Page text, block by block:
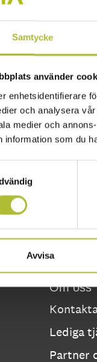
Samtycke
använder
enhetsidentifierare
och analysera
medier och
information som du
Avvisa
2019-04-11
Om oss
Lediga
Partner